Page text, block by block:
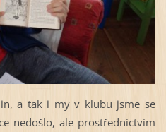
a tak i my v klubu jsme se
nedošlo, ale prostřednictvím